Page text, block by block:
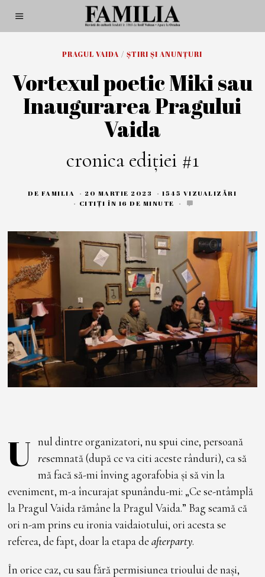
PRAGUL VAIDA / ȘTIRI ȘI ANUNȚURI
Vortexul poetic Miki sau
Inaugurarea Pragului
Vaida
cronica ediției #1
DE FAMILIA 20 MARTIE 2023
2
T
I
0
2
3
1545 VIZUALIZĂRI
CITIȚI ÎN 16 DE MINUTE
U nul dintre organizatori, nu spui cine, persoană
resemnată (după ce va citi aceste rânduri), ca să
mă facă să-mi înving agorafobia și să vin la
eveniment, m-a încurajat spunându-mi: „Ce se-ntâmplă
la Pragul Vaida rămâne la Pragul Vaida.” Bag seamă că
ori n-am prins eu ironia vaidaiotului, ori acesta se
referea, de fapt, doar la etapa deafterparty.
În orice caz, cu sau fără permisiunea trioului de nași,